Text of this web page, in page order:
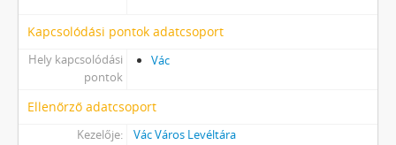
Kapcsolódási pontok adatcsoport
Hely kapcsolódási
pontok
Vác
Ellenőrző adatcsoport
Kezelője: Vác Város Levéltára